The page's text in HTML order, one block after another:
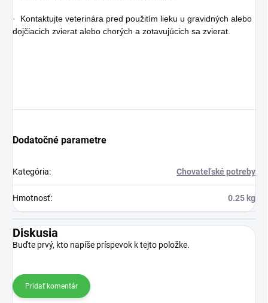
· Kontaktujte veterinára pred použitím lieku u gravidných alebo
dojčiacich zvierat alebo chorých a zotavujúcich sa zvierat.
Dodatočné parametre
Kategória: Chovateľské potreby
Hmotnosť: 0.25 kg
Diskusia
Buďte prvý, kto napíše príspevok k tejto položke.
Pridať komentár